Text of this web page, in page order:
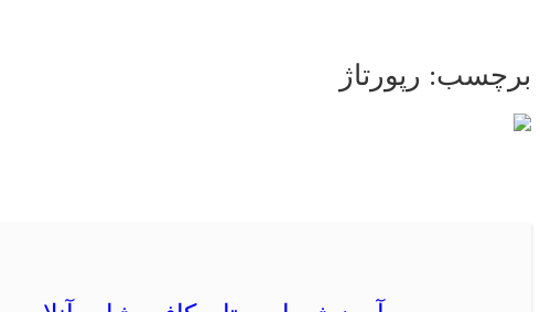
برچسب: رپورتاژ